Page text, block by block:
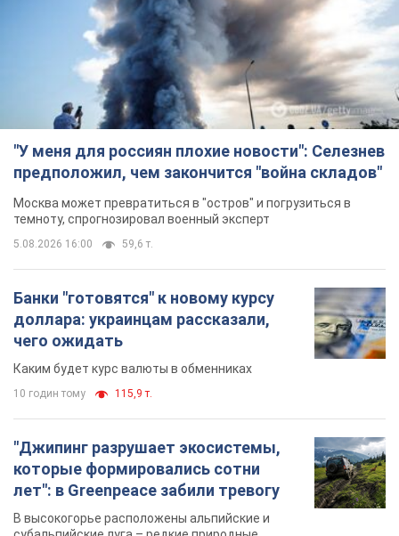
"У меня для россиян плохие новости": Селезнев
предположил, чем закончится "война складов"
Москва может превратиться в "остров" и погрузиться в
темноту, спрогнозировал военный эксперт
5.08.2026 16:00 59,6 т.
Банки "готовятся" к новому курсу
доллара: украинцам рассказали,
чего ожидать
Каким будет курс валюты в обменниках
10 годин тому 115,9 т.
"Джипинг разрушает экосистемы,
которые формировались сотни
лет": в Greenpeace забили тревогу
В высокогорье расположены альпийские и